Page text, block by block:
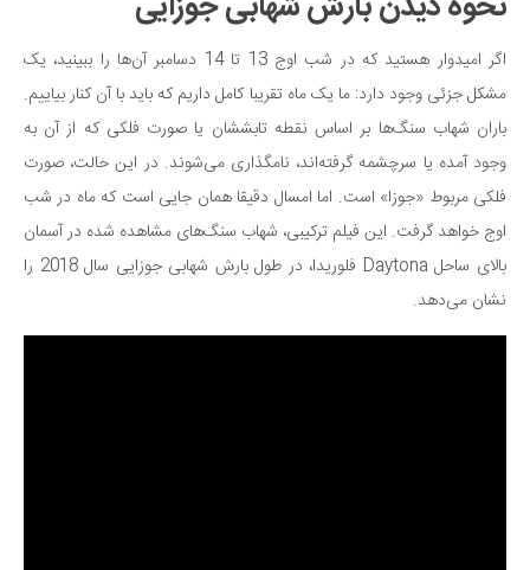
اگر امیدوار هستید که در شب اوج 13 تا 14 دسامبر آن‌ها را ببینید، یک
مشکل جزئی وجود دارد: ما یک ماه تقریبا کامل داریم که باید با آن کنار بیاییم.
باران شهاب سنگ‌ها بر اساس نقطه تابششان یا صورت فلکی که از آن به
وجود آمده یا سرچشمه گرفته‌اند، نامگذاری می‌شوند. در این حالت، صورت
فلکی مربوط «جوزا» است. اما امسال دقیقا همان جایی است که ماه در شب
اوج خواهد گرفت. این فیلم ترکیبی، شهاب سنگ‌های مشاهده شده در آسمان
بالای ساحل Daytona فلوریدا، در طول بارش شهابی جوزایی سال 2018 را
نشان می‌دهد.